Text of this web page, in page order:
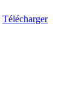
Télécharger